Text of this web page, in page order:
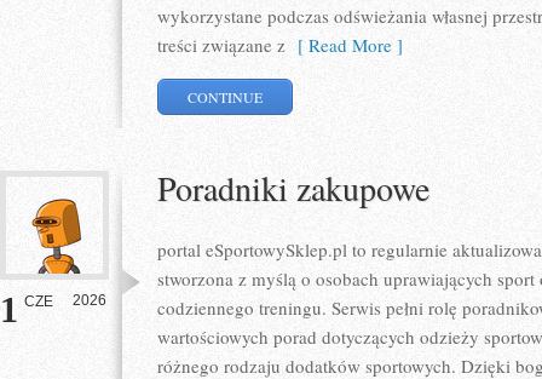
wykorzystane podczas odświeżania własnej
treści związane z [ Read More ]
CONTINUE
1 CZE 2026
Poradniki zakupowe
portal eSportowySklep.pl to regularnie
stworzona z myślą o osobach uprawiających
codziennego treningu. Serwis pełni rolę
wartościowych porad dotyczących odzieży
różnego rodzaju dodatków sportowych. Dzięki